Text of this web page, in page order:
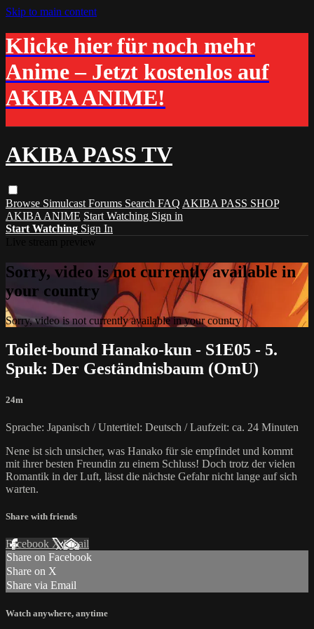
Skip to main content
Klicke hier für noch mehr
Anime – Jetzt kostenlos auf
AKIBA ANIME!
AKIBA PASS TV
Browse Simulcast Forums Search FAQ AKIBA PASS SHOP
AKIBA ANIME Start Watching Sign in
Start Watching Sign In
Sorry, video is not currently available in
your country
Sorry, video is not currently available in your country
Toilet-bound Hanako-kun - S1E05 - 5.
Spuk: Der Geständnisbaum (OmU)
24m
Sprache: Japanisch / Untertitel: Deutsch / Laufzeit: ca. 24 Minuten
Nene ist sich unsicher, was Hanako für sie empfindet und kommt
mit ihrer besten Freundin zu einem Schluss! Doch trotz der vielen
Romantik in der Luft, lässt die nächste Gefahr nicht lange auf sich
warten.
Share with friends
Facebook XEmail
Share on Facebook
Share on X
Share via Email
Watch anywhere, anytime